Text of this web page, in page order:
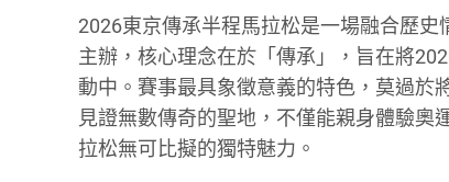
2026東京傳承半程馬拉松是一場融合歷
主辦，核心理念在於「傳承」，旨在將
動中。賽事最具象徵意義的特色，莫過於
見證無數傳奇的聖地，不僅能親身體驗奧
拉松無可比擬的獨特魅力。